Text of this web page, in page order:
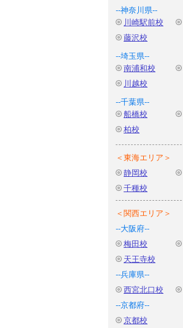
--神奈川県--
川崎駅前校
藤沢校
--埼玉県--
南浦和校
川越校
--千葉県--
船橋校
柏校
＜東海エリア＞
静岡校
千種校
＜関西エリア＞
--大阪府--
梅田校
天王寺校
--兵庫県--
西宮北口校
--京都府--
京都校